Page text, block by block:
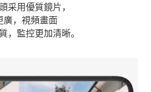
采用優質鏡片，
廣，視頻畫面
，監控更加清晰。